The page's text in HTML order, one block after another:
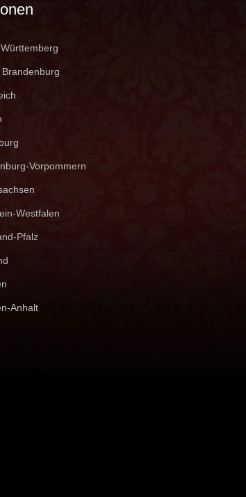
Brandenburg
Vorpommern
Westfalen
Pfalz
Anhalt